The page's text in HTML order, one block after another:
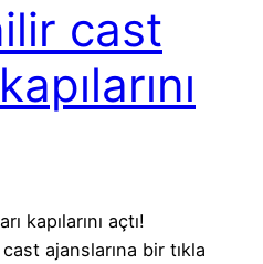
cast
kapılarını açtı!
ajanslarına bir tıkla